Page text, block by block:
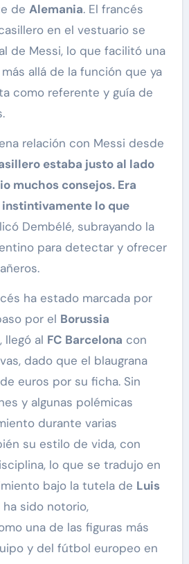
de Alemania. El francés
en el vestuario se
de Messi, lo que facilitó una
allá de la función que ya
como referente y guía de
relación con Messi desde
estaba justo al lado
muchos consejos. Era
lo que
Dembélé, subrayando la
para detectar y ofrecer
ha estado marcada por
por el Borussia
llegó al FC Barcelona con
dado que el blaugrana
euros por su ficha. Sin
y algunas polémicas
durante varias
su estilo de vida, con
lo que se tradujo en
bajo la tutela de Luis
ha sido notorio,
una de las figuras más
y del fútbol europeo en